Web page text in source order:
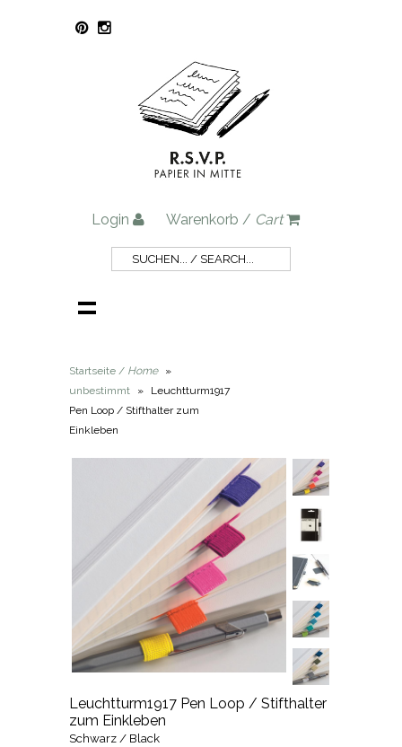
Login Warenkorb / Cart
Startseite / Home
»
unbestimmt
»
Leuchtturm1917
Pen Loop / Stifthalter zum
Einkleben
Leuchtturm1917 Pen Loop / Stifthalter
zum Einkleben
Schwarz / Black